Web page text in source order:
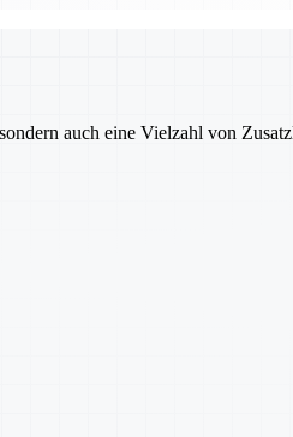
auch eine Vielzahl von